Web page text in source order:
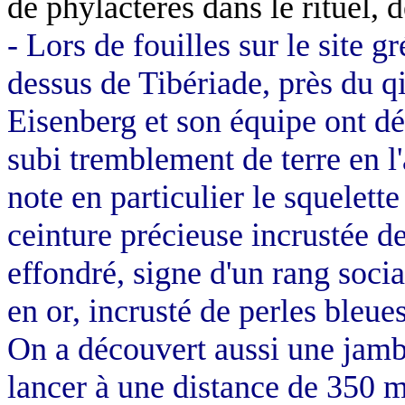
- Lors de fouilles sur le site
dessus de Tibériade, près du
Eisenberg et son équipe ont
subi tremblement de terre en
note en particulier le
ceinture précieuse incrustée
effondré, signe d'un rang
en or, incrusté de perles
On a découvert aussi une
lancer à une distance de 350